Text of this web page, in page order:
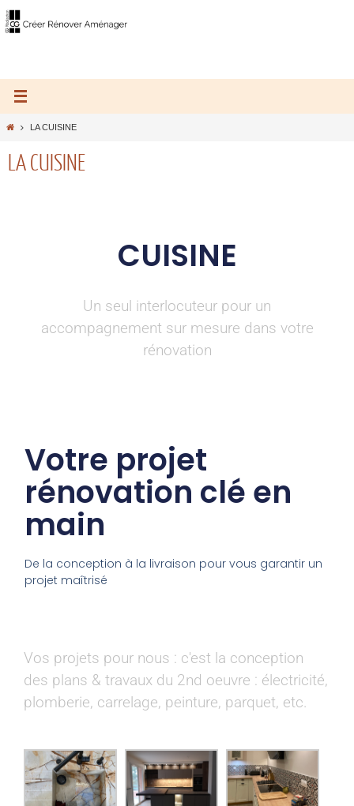
LA CUISINE
LA CUISINE
CUISINE
Un seul interlocuteur pour un
accompagnement sur mesure dans votre
rénovation
Votre projet
rénovation clé en
main
De la conception à la livraison pour vous garantir un
projet maîtrisé
Vos projets pour nous : c'est la conception
des plans & travaux du 2nd oeuvre : électricité,
plomberie, carrelage, peinture, parquet, etc.